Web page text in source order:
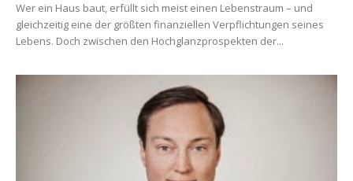
Wer ein Haus baut, erfüllt sich meist einen Lebenstraum – und
gleichzeitig eine der größten finanziellen Verpflichtungen seines
Lebens. Doch zwischen den Hochglanzprospekten der...